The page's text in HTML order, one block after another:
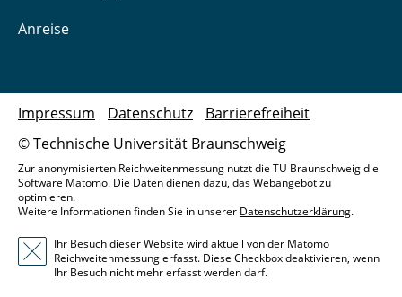
Anreise
© Technische Universität Braunschweig
Impressum Datenschutz Barrierefreiheit
Zur anonymisierten Reichweitenmessung nutzt die TU Braunschweig die
Software Matomo. Die Daten dienen dazu, das Webangebot zu
optimieren.
Weitere Informationen finden Sie in unserer Datenschutzerklärung.
Ihr Besuch dieser Website wird aktuell von der Matomo
Reichweitenmessung erfasst. Diese Checkbox deaktivieren, wenn
Ihr Besuch nicht mehr erfasst werden darf.